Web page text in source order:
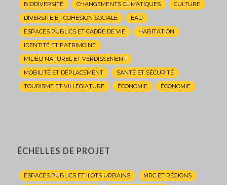
BIODIVERSITÉ
CHANGEMENTS CLIMATIQUES
CULTURE
DIVERSITÉ ET COHÉSION SOCIALE
EAU
ESPACES PUBLICS ET CADRE DE VIE
HABITATION
IDENTITÉ ET PATRIMOINE
MILIEU NATUREL ET VERDISSEMENT
MOBILITÉ ET DÉPLACEMENT
SANTÉ ET SÉCURITÉ
TOURISME ET VILLÉGIATURE
ÉCONOMIE ÉCONOMIE
ÉCHELLES DE PROJET
ESPACES PUBLICS ET ILOTS URBAINS
MRC ET RÉGIONS